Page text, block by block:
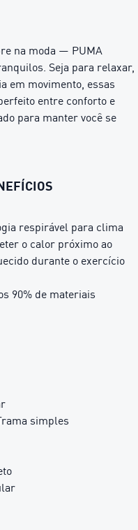
na moda — PUMA
Seja para relaxar,
em movimento, essas
entre conforto e
para manter você se
respirável para clima
o calor próximo ao
durante o exercício
90% de materiais
simples